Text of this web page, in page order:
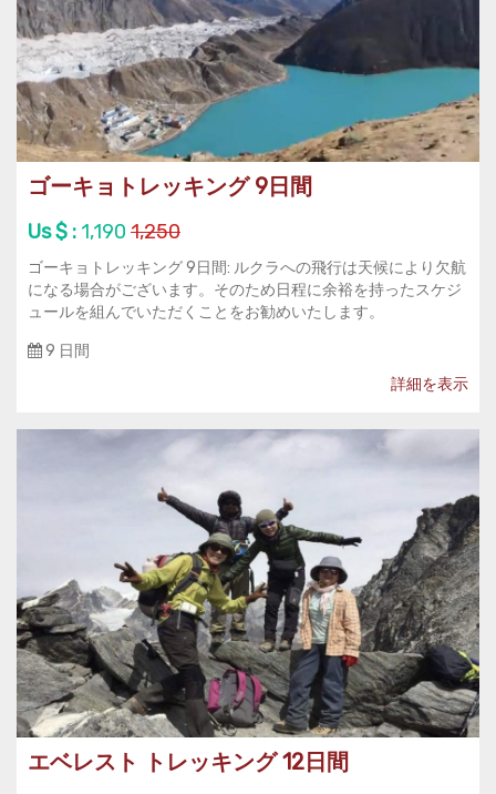
ゴーキョトレッキング 9日間
Us $ : 1,190 1,250
ゴーキョトレッキング 9日間: ルクラへの飛行は天候により欠航
になる場合がございます。そのため日程に余裕を持ったスケジ
ュールを組んでいただくことをお勧めいたします。
9 日間
詳細を表示
エベレスト トレッキング 12日間